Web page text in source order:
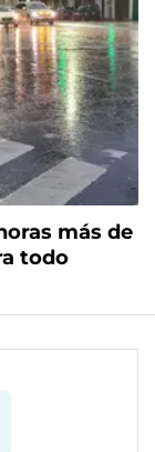
más de
todo